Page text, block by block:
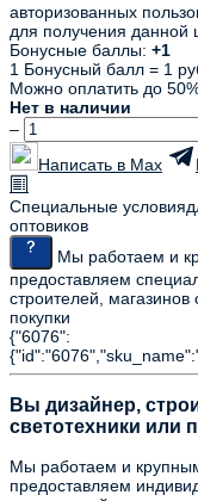
авторизованных
для получения данной
Бонусные баллы: +1
1 Бонусный балл = 1
Можно оплатить до
Нет в наличии
–
Написать в Max
Специальные условия
оптовиков
Мы работаем и
предоставляем
строителей,
покупки
{"6076":
Вы дизайнер,
светотехники или
Мы работаем и
предоставляем